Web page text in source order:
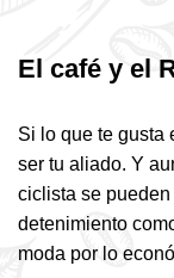
El café y el
Si lo que te gusta
ser tu aliado. Y
ciclista se
detenimiento
moda por lo